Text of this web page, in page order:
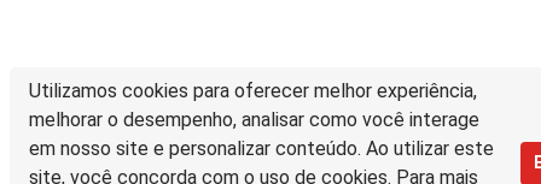
Utilizamos cookies para oferecer melhor experiência,
melhorar o desempenho, analisar como você interage
em nosso site e personalizar conteúdo. Ao utilizar este
site, você concorda com o uso de cookies. Para mais